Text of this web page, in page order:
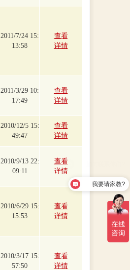
2011/7/24 15:
13:58
查看
详情
2011/3/29 10:
17:49
查看
详情
2010/12/5 15:
49:47
查看
详情
2010/9/13 22:
09:11
查看
详情
2010/6/29 15:
15:53
查看
详情
2010/3/17 15:
57:50
查看
详情
我要请家教?